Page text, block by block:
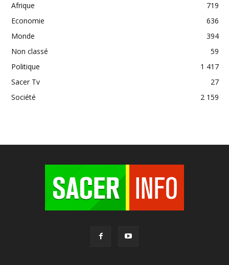
Afrique
719
Economie
636
Monde
394
Non classé
59
Politique
1 417
Sacer Tv
27
Société
2 159